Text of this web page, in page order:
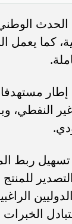
كما يعمل
ربط
الخبرات